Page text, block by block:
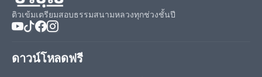
ติวเข้มเตรียมสอบธรรมสนามหลวงทุกช่วงชั้นปี
ดาวน์โหลดฟรี